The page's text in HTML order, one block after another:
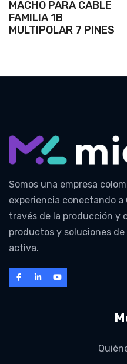
MACHO PARA CABLE
FAMILIA 1B
MULTIPOLAR 7 PINES
Somos una empresa
experiencia conectando a
través de la producción y
productos y soluciones
activa.